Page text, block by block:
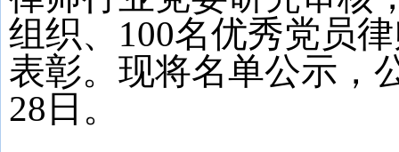
组织、100名优秀党员
表彰。现将名单公示，
28日。